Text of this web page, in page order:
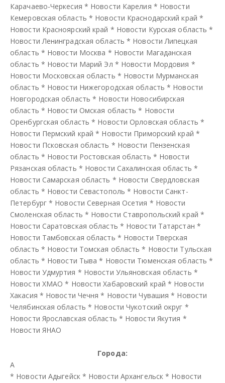
Карачаево-Черкесия * Новости Карелия * Новости
Кемеровская область * Новости Краснодарский край *
Новости Красноярский край * Новости Курская область *
Новости Ленинградская область * Новости Липецкая
область * Новости Москва * Новости Магаданская
область * Новости Марий Эл * Новости Мордовия *
Новости Московская область * Новости Мурманская
область * Новости Нижегородская область * Новости
Новгородская область * Новости Новосибирская
область * Новости Омская область * Новости
Оренбургская область * Новости Орловская область *
Новости Пермский край * Новости Приморский край *
Новости Псковская область * Новости Пензенская
область * Новости Ростовская область * Новости
Рязанская область * Новости Сахалинская область *
Новости Самарская область * Новости Свердловская
область * Новости Севастополь * Новости Санкт-
Петербург* Новости Северная Осетия * Новости
Смоленская область * Новости Ставропольский край *
Новости Саратовская область * Новости Татарстан *
Новости Тамбовская область * Новости Тверская
область * Новости Томская область * Новости Тульская
область * Новости Тыва * Новости Тюменская область *
Новости Удмуртия * Новости Ульяновская область *
Новости ХМАО * Новости Хабаровский край * Новости
Хакасия * Новости Чечня * Новости Чувашия * Новости
Челябинская область * Новости Чукотский округ *
Новости Ярославская область * Новости Якутия *
Новости ЯНАО
Города:
А
* Новости Адыгейск * Новости Архангельск * Новости